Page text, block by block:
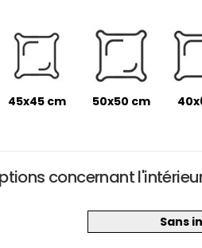
45x45 cm 50x50 cm
concernant
Sans